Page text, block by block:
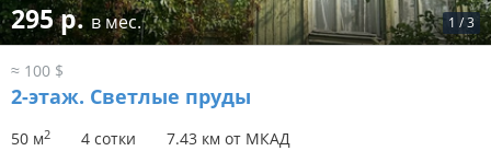
1 /3
295 р. в мес.
≈ 100 $
2-этаж. Светлые пруды
50 м2 4 сотки 7.43 км от МКАД